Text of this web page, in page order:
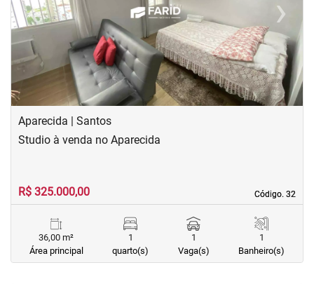
‹Previous ›Next
Aparecida | Santos
Código. 32
Código. 32
Studio à venda no Aparecida
R$ 325.000,00
36,00 m²
Área principal
1
quarto(s)
1
Vaga(s)
1
Banheiro(s)